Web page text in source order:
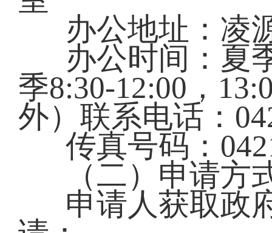
办公地址：凌
办公时间：夏
季8:30-12:00，
外）联系电话：
传真号码：
（二）申请方
申请人获取政